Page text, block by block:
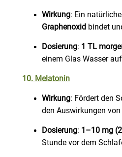
Wirkung: Ein
Graphenoxid bindet
Dosierung: 1 TL
einem Glas Wasser
10. Melatonin
Wirkung: Fördert den
den Auswirkungen von
Dosierung: 1–10 mg
Stunde vor dem